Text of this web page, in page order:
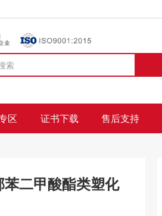
区 证书下载 售后支持
二甲酸酯类塑化